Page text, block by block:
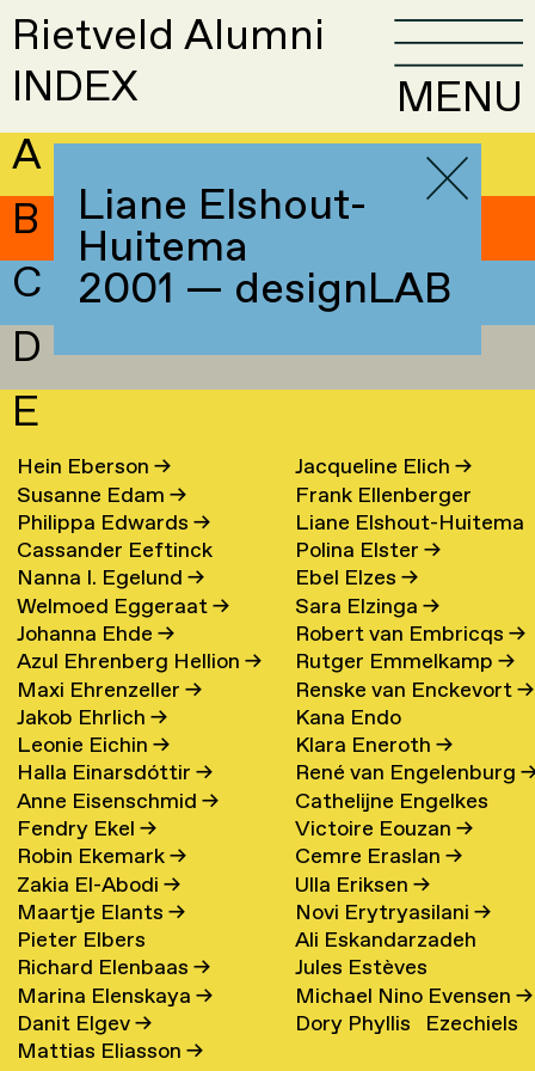
Rietveld Alumni
INDEX
MENU
A
B
C
D
E
Hein Eberson→
Susanne Edam→
Philippa Edwards→
Cassander Eeftinck
Schattenkerk→
Nanna I. Egelund→
Welmoed Eggeraat→
Johanna Ehde→
Azul Ehrenberg Hellion→
Maxi Ehrenzeller→
Jakob Ehrlich→
Leonie Eichin→
Halla Einarsdóttir→
Anne Eisenschmid→
Fendry Ekel→
Robin Ekemark→
Zakia El-Abodi→
Maartje Elants→
Pieter Elbers
Richard Elenbaas→
Marina Elenskaya→
Danit Elgev→
Mattias Eliasson→
Jacqueline Elich→
Frank Ellenberger
Liane Elshout-Huitema
Polina Elster→
Ebel Elzes→
Sara Elzinga→
Robert van Embricqs→
Rutger Emmelkamp→
Renske van Enckevort→
Kana Endo
Klara Eneroth→
René van Engelenburg
Cathelijne Engelkes
Victoire Eouzan→
Cemre Eraslan→
Ulla Eriksen→
Novi Erytryasilani→
Ali Eskandarzadeh
Jules Estèves
Michael Nino Evensen→
Dory Phyllis Ezechiels
Liane Elshout-
Huitema
2001 — designLAB